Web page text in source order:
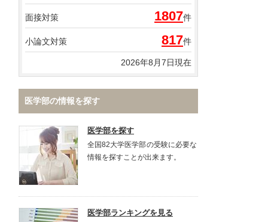
面接対策 1807件
小論文対策 817件
2026年8月7日現在
医学部の情報を探す
医学部を探す
全国82大学医学部の受験に必要な
情報を探すことが出来ます。
医学部ランキングを見る